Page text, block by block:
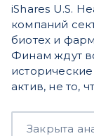
iShares U.S.
компаний
биотех и
Финам ждут
актив, не то,
Закрыта